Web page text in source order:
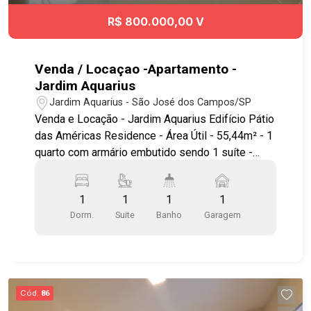
R$ 800.000,00 V
Venda / Locaçao -Apartamento -
Jardim Aquarius
Jardim Aquarius - São José dos Campos/SP
Venda e Locação - Jardim Aquarius Edifício Pátio
das Américas Residence - Área Útil - 55,44m² - 1
quarto com armário embutido sendo 1 suíte -
de cortina de vidro blindex - Todo em piso
porcelanato - Cozinha com armários e fogão
cooktop integrado com forno - Área de serviço
Salão de festas com espaço gourmet - Salão de
jogos - Academia - Área zen - Gazebo completo *
1
Dorm.
1
Suite
1
Banho
1
Garagem
Cód. 86